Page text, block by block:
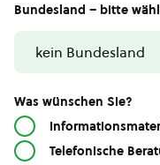
Bundesland – bitte
Was wünschen Sie?
Telefonische